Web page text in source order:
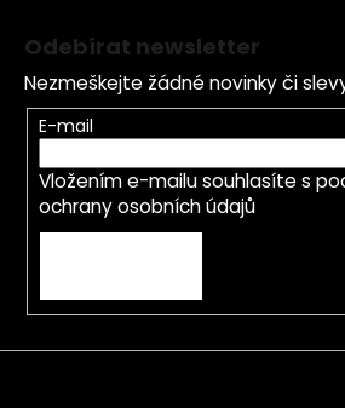
Odebírat newsletter
Nezmeškejte žádné novinky či
E-mail
Vložením e-mailu souhlasíte s
ochrany osobních údajů